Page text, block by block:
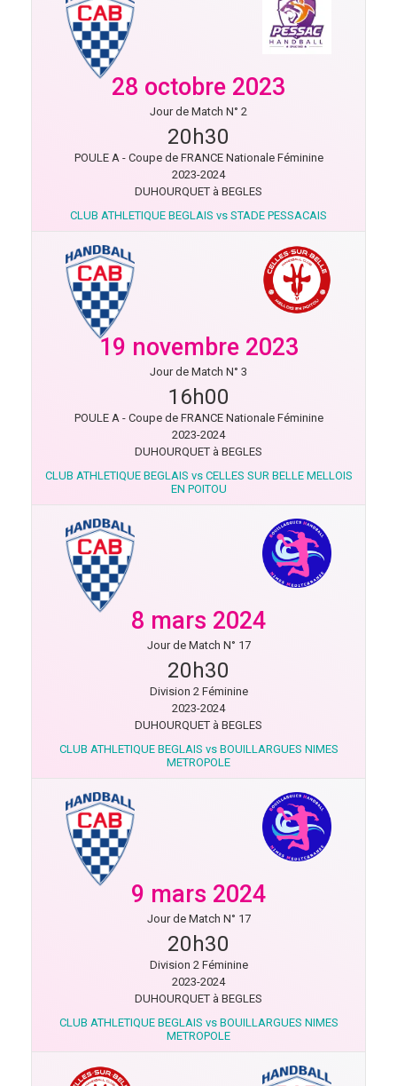
28 octobre 2023
Jour de Match N° 2
20h30
POULE A - Coupe de FRANCE Nationale Féminine
2023-2024
DUHOURQUET à BEGLES
CLUB ATHLETIQUE BEGLAIS vs STADE PESSACAIS
19 novembre 2023
Jour de Match N° 3
16h00
POULE A - Coupe de FRANCE Nationale Féminine
2023-2024
DUHOURQUET à BEGLES
CLUB ATHLETIQUE BEGLAIS vs CELLES SUR BELLE MELLOIS
EN POITOU
8 mars 2024
Jour de Match N° 17
20h30
Division 2 Féminine
2023-2024
DUHOURQUET à BEGLES
CLUB ATHLETIQUE BEGLAIS vs BOUILLARGUES NIMES
METROPOLE
9 mars 2024
Jour de Match N° 17
20h30
Division 2 Féminine
2023-2024
DUHOURQUET à BEGLES
CLUB ATHLETIQUE BEGLAIS vs BOUILLARGUES NIMES
METROPOLE